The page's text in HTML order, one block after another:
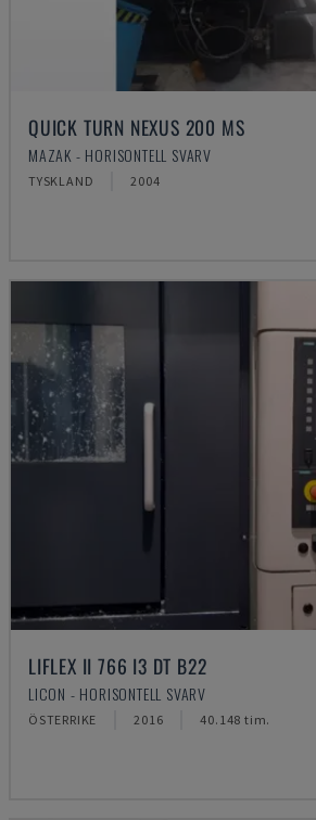
QUICK TURN NEXUS 200 MS
MAZAK - HORISONTELL SVARV
TYSKLAND 2004
LIFLEX II 766 I3 DT B22
LICON - HORISONTELL SVARV
ÖSTERRIKE 2016 40.148 tim.